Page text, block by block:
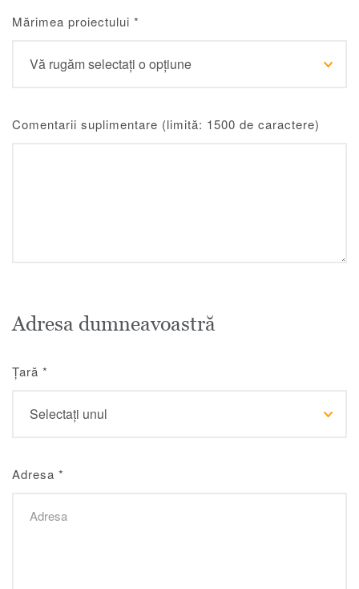
Mărimea proiectului *
Comentarii suplimentare (limită: 1500 de caractere)
Adresa dumneavoastră
Țară *
Adresa *